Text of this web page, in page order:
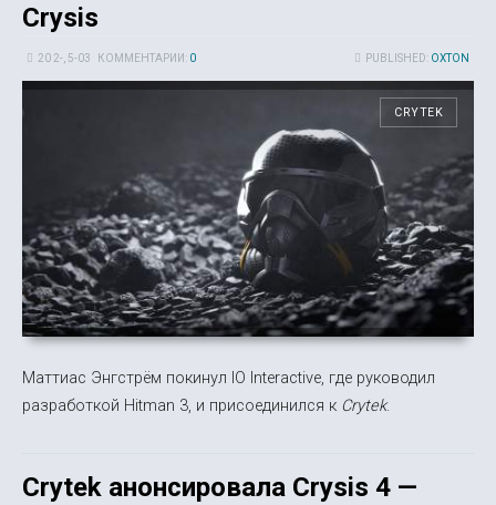
Crysis
PUBLISHED: OXTON
20 2-, 5-03 КОММЕНТАРИИ: 0
CRYTEK
Маттиас Энгстрём покинул IO Interactive, где руководил
разработкой Hitman 3, и присоединился к Crytek.
Crytek анонсировала Crysis 4 —